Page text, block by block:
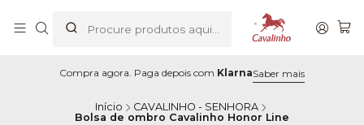
Compra agora. Paga depois com KlarnaSaber mais
Início
CAVALINHO - SENHORA
Bolsa de ombro Cavalinho Honor Line